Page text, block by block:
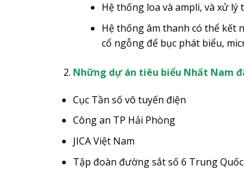
Hệ thống loa và ampli, và xử lý
Hệ thống âm thanh có thể kết
cổ ngỗng để bục phát biểu,
Những dự án tiêu biểu Nhất Nam
Cục Tần số vô tuyến điện
Công an TP Hải Phòng
JICA Việt Nam
Tập đoàn đường sắt số 6 Trung Quốc